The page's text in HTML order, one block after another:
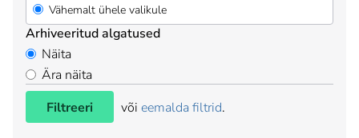
Vähemalt ühele valikule
Arhiveeritud algatused
Näita
Ära näita
Filtreeri
või eemalda filtrid.